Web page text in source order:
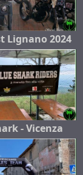
Lignano 2024
- Vicenza